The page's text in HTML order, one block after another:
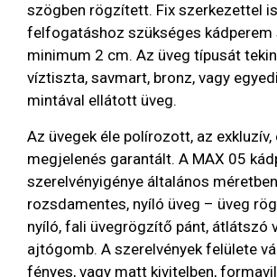
szögben rögzített. Fix szerkezettel
felfogatáshoz szükséges kádperem
minimum 2 cm. Az üveg típusát
víztiszta, savmart, bronz, vagy
mintával ellátott üveg.
Az üvegek éle polírozott, az exkluzív,
megjelenés garantált. A MAX 05
szerelvényigénye általános
rozsdamentes, nyíló üveg – üveg
nyíló, fali üvegrögzítő pánt, átlátszó
ajtógomb. A szerelvények felülete
fényes, vagy matt kivitelben,